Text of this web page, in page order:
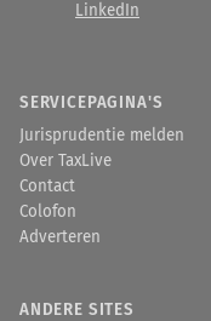
LinkedIn
SERVICEPAGINA'S
Jurisprudentie melden
Over TaxLive
Contact
Colofon
Adverteren
ANDERE SITES